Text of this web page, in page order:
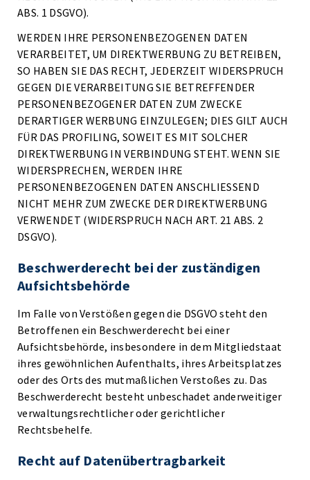
ABS. 1 DSGVO).
WERDEN IHRE PERSONENBEZOGENEN DATEN
VERARBEITET, UM DIREKTWERBUNG ZU BETREIBEN,
SO HABEN SIE DAS RECHT, JEDERZEIT WIDERSPRUCH
GEGEN DIE VERARBEITUNG SIE BETREFFENDER
PERSONENBEZOGENER DATEN ZUM ZWECKE
DERARTIGER WERBUNG EINZULEGEN; DIES GILT AUCH
FÜR DAS PROFILING, SOWEIT ES MIT SOLCHER
DIREKTWERBUNG IN VERBINDUNG STEHT. WENN SIE
WIDERSPRECHEN, WERDEN IHRE
PERSONENBEZOGENEN DATEN ANSCHLIESSEND
NICHT MEHR ZUM ZWECKE DER DIREKTWERBUNG
VERWENDET (WIDERSPRUCH NACH ART. 21 ABS. 2
DSGVO).
Beschwerde­recht bei der zuständigen
Aufsichts­behörde
Im Falle von Verstößen gegen die DSGVO steht den
Betroffenen ein Beschwerderecht bei einer
Aufsichtsbehörde, insbesondere in dem Mitgliedstaat
ihres gewöhnlichen Aufenthalts, ihres Arbeitsplatzes
oder des Orts des mutmaßlichen Verstoßes zu. Das
Beschwerderecht besteht unbeschadet anderweitiger
verwaltungsrechtlicher oder gerichtlicher
Rechtsbehelfe.
Recht auf Daten­übertrag­barkeit